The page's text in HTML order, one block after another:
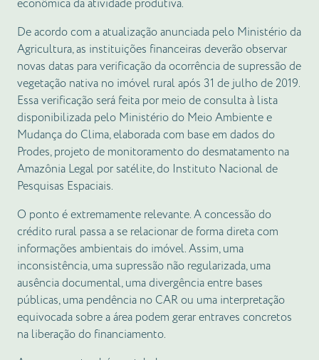
econômica da atividade produtiva.
De acordo com a atualização anunciada pelo Ministério da
Agricultura, as instituições financeiras deverão observar
novas datas para verificação da ocorrência de supressão de
vegetação nativa no imóvel rural após 31 de julho de 2019.
Essa verificação será feita por meio de consulta à lista
disponibilizada pelo Ministério do Meio Ambiente e
Mudança do Clima, elaborada com base em dados do
Prodes, projeto de monitoramento do desmatamento na
Amazônia Legal por satélite, do Instituto Nacional de
Pesquisas Espaciais.
O ponto é extremamente relevante. A concessão do
crédito rural passa a se relacionar de forma direta com
informações ambientais do imóvel. Assim, uma
inconsistência, uma supressão não regularizada, uma
ausência documental, uma divergência entre bases
públicas, uma pendência no CAR ou uma interpretação
equivocada sobre a área podem gerar entraves concretos
na liberação do financiamento.